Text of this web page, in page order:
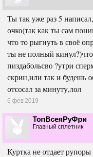
Ты так уже раз 5
очко(так как ты сам
что то рыгнуть в своё
ты не полный кинул?)что
пиздабольсво ?утри
скрин,или так и будешь
отсосал за минуту,лол
6 фев 2019
ТопВсеяРуФри
Главный сплетник
Куртка не отдает